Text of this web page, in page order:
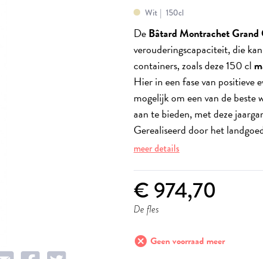
Wit 150cl
DeBâtard Montrachet Grand
verouderingscapaciteit, die
containers, zoals deze 150 cl
Hier in een fase van
mogelijk om een van de
aan te bieden, met deze
Gerealiseerd door het
meer details
€ 974,70
De fles
cancel Geen voorraad meer